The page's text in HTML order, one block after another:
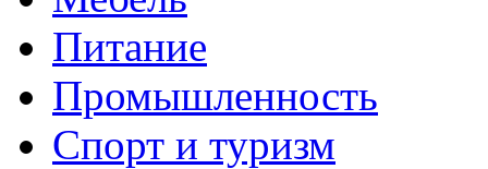
Питание
Промышленность
Спорт и туризм